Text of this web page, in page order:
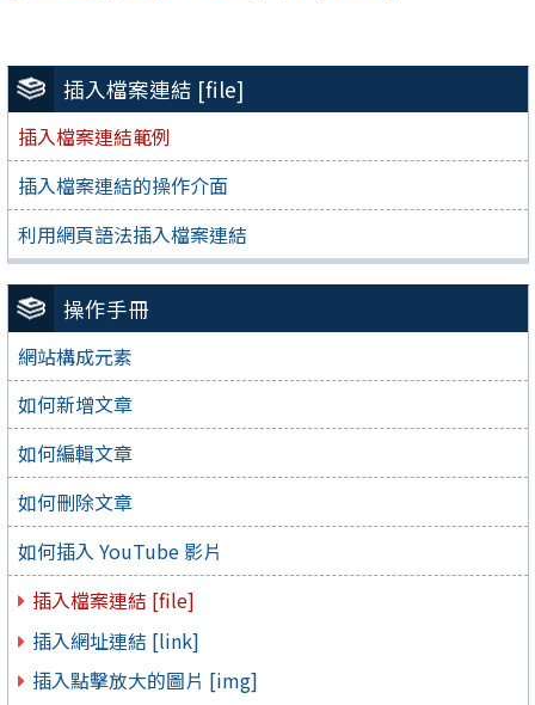
插入檔案連結 [file]
插入檔案連結範例
插入檔案連結的操作介面
利用網頁語法插入檔案連結
操作手冊
網站構成元素
如何新增文章
如何編輯文章
如何刪除文章
如何插入 YouTube 影片
插入檔案連結 [file]
插入網址連結 [link]
插入點擊放大的圖片 [img]